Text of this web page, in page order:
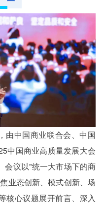
由中国商业联合会、中国
中国商业高质量发展大会
会议以"统一大市场下的商
业态创新、模式创新、场
核心议题展开前言、深入